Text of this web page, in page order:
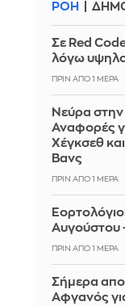
ΡΟΗ
Σε Red
λόγω
ΠΡΙΝ ΑΠΌ 1 ΜΈΡΑ
Νεύρα στην
Αναφορές
Χέγκσεθ
Βανς
ΠΡΙΝ ΑΠΌ 1 ΜΈΡΑ
Αυγούστου
ΠΡΙΝ ΑΠΌ 1 ΜΈΡΑ
Σήμερα
Αφγανός